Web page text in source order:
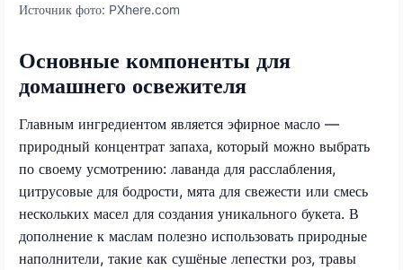
Источник фото: PXhere.com
Основные компоненты для
домашнего освежителя
Главным ингредиентом является эфирное масло —
природный концентрат запаха, который можно выбрать
по своему усмотрению: лаванда для расслабления,
цитрусовые для бодрости, мята для свежести или смесь
нескольких масел для создания уникального букета. В
дополнение к маслам полезно использовать природные
наполнители, такие как сушёные лепестки роз, травы